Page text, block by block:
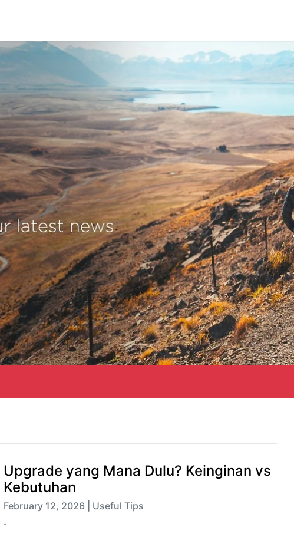
Upgrade yang Mana Dulu? Keinginan vs
Kebutuhan
February 12, 2026 | Useful Tips
-